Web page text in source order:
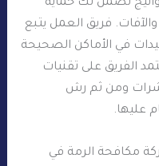
فريق العمل يتبع
في الأماكن الصحيحة
الفريق على تقنيات
ومن ثم رش
عليها.
مكافحة الرمة في